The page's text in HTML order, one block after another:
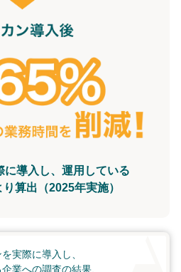
導入し、運用している
算出（2025年実施）
実際に導入し、
業への調査の結果、